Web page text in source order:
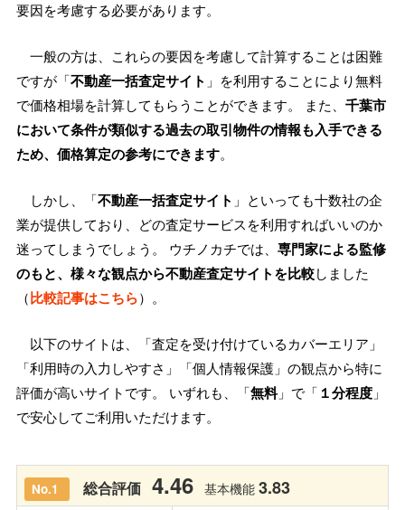
要因を考慮する必要があります。
一般の方は、これらの要因を考慮して計算することは困難
ですが「不動産一括査定サイト 」を利用することにより無料
で価格相場を計算してもらうことができます。 また、 千葉市
において条件が類似する過去の取引物件の情報も入手できる
ため、価格算定の参考にできます。
しかし、「不動産一括査定サイト 」といっても十数社の企
業が提供しており、どの査定サービスを利用すればいいのか
迷ってしまうでしょう。 ウチノカチでは、 専門家による監修
のもと、様々な観点から不動産査定サイトを比較しました
（比較記事はこちら）。
以下のサイトは、「査定を受け付けているカバーエリア」
「利用時の入力しやすさ」「個人情報保護」の観点から特に
評価が高いサイトです。 いずれも、「無料」で「 １分程度 」
で安心してご利用いただけます。